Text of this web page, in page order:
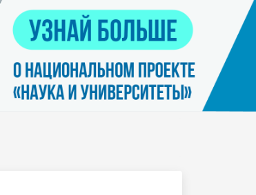
Контакты
Нацпроект "Наука и университеты"